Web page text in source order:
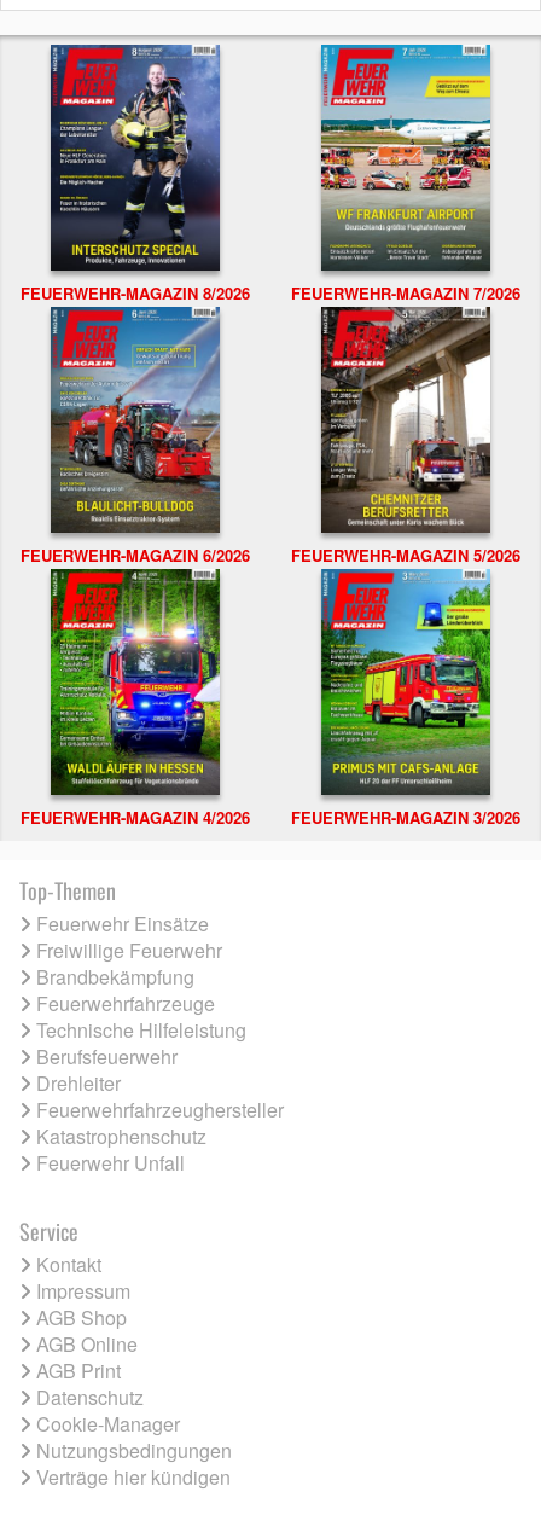
FEUERWEHR-MAGAZIN 8/2026 FEUERWEHR-MAGAZIN 7/2026
FEUERWEHR-MAGAZIN 6/2026 FEUERWEHR-MAGAZIN 5/2026
FEUERWEHR-MAGAZIN 4/2026 FEUERWEHR-MAGAZIN 3/2026
Top-Themen
Feuerwehr Einsätze
Freiwillige Feuerwehr
Brandbekämpfung
Feuerwehrfahrzeuge
Technische Hilfeleistung
Berufsfeuerwehr
Drehleiter
Feuerwehrfahrzeughersteller
Katastrophenschutz
Feuerwehr Unfall
Service
Kontakt
Impressum
AGB Shop
AGB Online
AGB Print
Datenschutz
Cookie-Manager
Nutzungsbedingungen
Verträge hier kündigen